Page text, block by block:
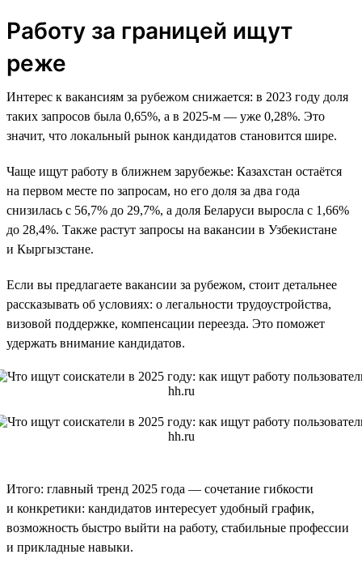
Работу за границей ищут
реже
Интерес к вакансиям за рубежом снижается: в 2023 году доля
таких запросов была 0,65%, а в 2025-м — уже 0,28%. Это
значит, что локальный рынок кандидатов становится шире.
Чаще ищут работу в ближнем зарубежье: Казахстан остаётся
на первом месте по запросам, но его доля за два года
снизилась с 56,7% до 29,7%, а доля Беларуси выросла с 1,66%
до 28,4%. Также растут запросы на вакансии в Узбекистане
и Кыргызстане.
Если вы предлагаете вакансии за рубежом, стоит детальнее
рассказывать об условиях: о легальности трудоустройства,
визовой поддержке, компенсации переезда. Это поможет
удержать внимание кандидатов.
Итого: главный тренд 2025 года — сочетание гибкости
и конкретики: кандидатов интересует удобный график,
возможность быстро выйти на работу, стабильные профессии
и прикладные навыки.